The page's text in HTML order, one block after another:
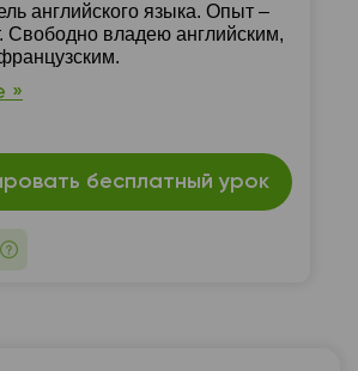
английского языка. Опыт –
Свободно владею английским,
»
бесплатный урок